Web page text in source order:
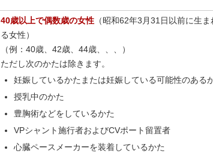
40歳以上で偶数歳の女性 （昭和62年3月31日以前に生
る女性）
（例：40歳、42歳、44歳、、、）
ただし次のかたは除きます。
妊娠しているかたまたは妊娠している可能性のある
授乳中のかた
豊胸術などをしているかた
VPシャント施行者およびCVポート留置者
心臓ペースメーカーを装着しているかた